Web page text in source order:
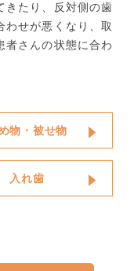
きたり、反対側の歯
わせが悪くなり、取
者さんの状態に合わ
物・被せ物
入れ歯